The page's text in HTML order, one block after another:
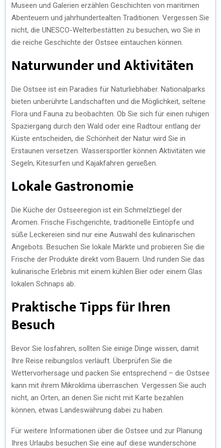
Museen und Galerien erzählen Geschichten von maritimen
Abenteuern und jahrhundertealten Traditionen. Vergessen Sie
nicht, die UNESCO-Welterbestätten zu besuchen, wo Sie in
die reiche Geschichte der Ostsee eintauchen können.
Naturwunder und Aktivitäten
Die Ostsee ist ein Paradies für Naturliebhaber. Nationalparks
bieten unberührte Landschaften und die Möglichkeit, seltene
Flora und Fauna zu beobachten. Ob Sie sich für einen ruhigen
Spaziergang durch den Wald oder eine Radtour entlang der
Küste entscheiden, die Schönheit der Natur wird Sie in
Erstaunen versetzen. Wassersportler können Aktivitäten wie
Segeln, Kitesurfen und Kajakfahren genießen.
Lokale Gastronomie
Die Küche der Ostseeregion ist ein Schmelztiegel der
Aromen. Frische Fischgerichte, traditionelle Eintöpfe und
süße Leckereien sind nur eine Auswahl des kulinarischen
Angebots. Besuchen Sie lokale Märkte und probieren Sie die
Frische der Produkte direkt vom Bauern. Und runden Sie das
kulinarische Erlebnis mit einem kühlen Bier oder einem Glas
lokalen Schnaps ab.
Praktische Tipps für Ihren
Besuch
Bevor Sie losfahren, sollten Sie einige Dinge wissen, damit
Ihre Reise reibungslos verläuft. Überprüfen Sie die
Wettervorhersage und packen Sie entsprechend – die Ostsee
kann mit ihrem Mikroklima überraschen. Vergessen Sie auch
nicht, an Orten, an denen Sie nicht mit Karte bezahlen
können, etwas Landeswährung dabei zu haben.
Für weitere Informationen über die Ostsee und zur Planung
Ihres Urlaubs besuchen Sie eine auf diese wunderschöne